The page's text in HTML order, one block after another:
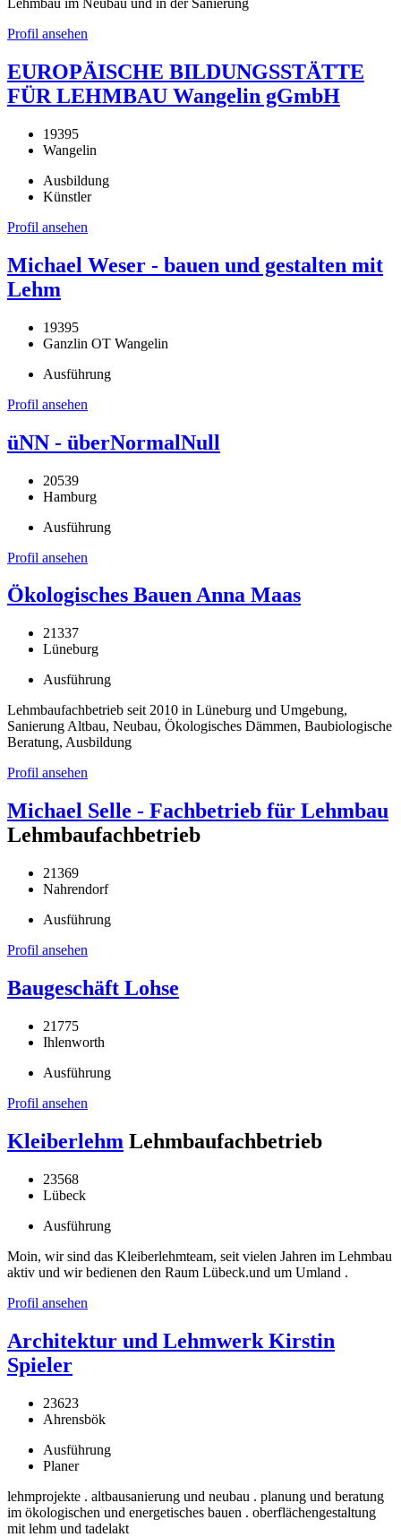
Lehmbau im Neubau und in der Sanierung
Profil ansehen
EUROPÄISCHE BILDUNGSSTÄTTE
FÜR LEHMBAU Wangelin gGmbH
19395
Wangelin
Ausbildung
Künstler
Profil ansehen
Michael Weser - bauen und gestalten mit
Lehm
19395
Ganzlin OT Wangelin
Ausführung
Profil ansehen
üNN - überNormalNull
20539
Hamburg
Ausführung
Profil ansehen
Ökologisches Bauen Anna Maas
21337
Lüneburg
Ausführung
Lehmbaufachbetrieb seit 2010 in Lüneburg und Umgebung,
Sanierung Altbau, Neubau, Ökologisches Dämmen, Baubiologische
Beratung, Ausbildung
Profil ansehen
Michael Selle - Fachbetrieb für Lehmbau
Lehmbaufachbetrieb
21369
Nahrendorf
Ausführung
Profil ansehen
Baugeschäft Lohse
21775
Ihlenworth
Ausführung
Profil ansehen
Kleiberlehm Lehmbaufachbetrieb
23568
Lübeck
Ausführung
Moin, wir sind das Kleiberlehmteam, seit vielen Jahren im Lehmbau
aktiv und wir bedienen den Raum Lübeck.und um Umland .
Profil ansehen
Architektur und Lehmwerk Kirstin
Spieler
23623
Ahrensbök
Ausführung
Planer
lehmprojekte . altbausanierung und neubau . planung und beratung
im ökologischen und energetisches bauen . oberflächengestaltung
mit lehm und tadelakt